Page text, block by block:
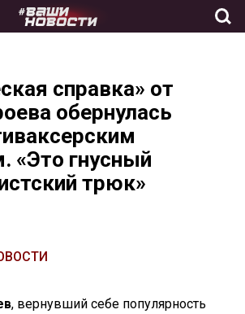
справка» от
обернулась
«Это гнусный
трюк»
, вернувший себе популярность